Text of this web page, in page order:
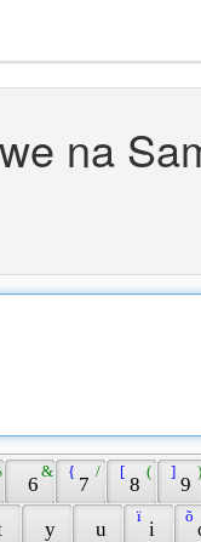
na
6
&
7
/
{
8
(
[
9
)
]
y u i
ï õ